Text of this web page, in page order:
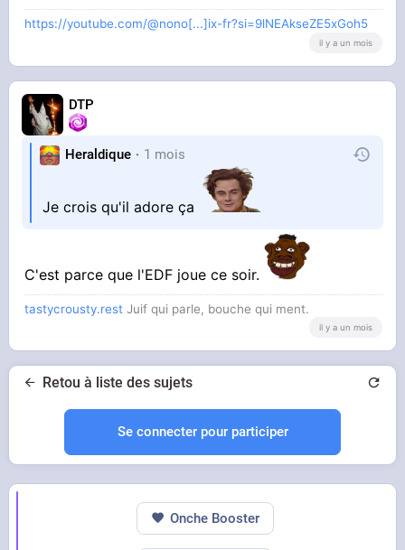
https://youtube.com/@nono[...]ix-fr?si=9lNEAkseZE5xGoh5
il y a un mois
DTP
Heraldique 1 mois
Je crois qu'il adore ça
C'est parce que l'EDF joue ce soir.
tastycrousty.rest Juif qui parle, bouche qui ment.
il y a un mois
Retou à liste des sujets
Se connecter pour participer
Onche Booster